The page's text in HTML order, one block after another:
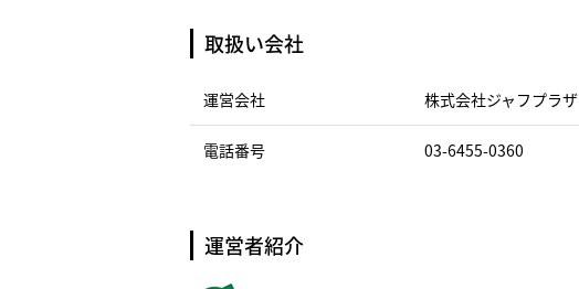
取扱い会社
運営会社 株式会社ジャフプラザ
電話番号 03-6455-0360
運営者紹介